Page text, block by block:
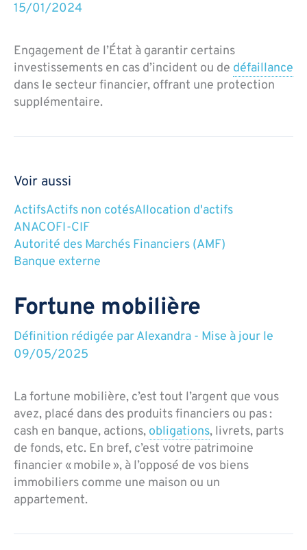
15/01/2024
Engagement de l’État à garantir certains
investissements en cas d’incident ou de défaillance
dans le secteur financier, offrant une protection
supplémentaire.
Voir aussi
ActifsActifs non cotésAllocation d'actifs
ANACOFI-CIF
Autorité des Marchés Financiers (AMF)
Banque externe
Fortune mobilière
Définition rédigée parAlexandra - Mise à jour le
09/05/2025
La fortune mobilière, c’est tout l’argent que vous
avez, placé dans des produits financiers ou pas :
cash en banque, actions, obligations, livrets, parts
de fonds, etc. En bref, c’est votre patrimoine
financier « mobile », à l’opposé de vos biens
immobiliers comme une maison ou un
appartement.